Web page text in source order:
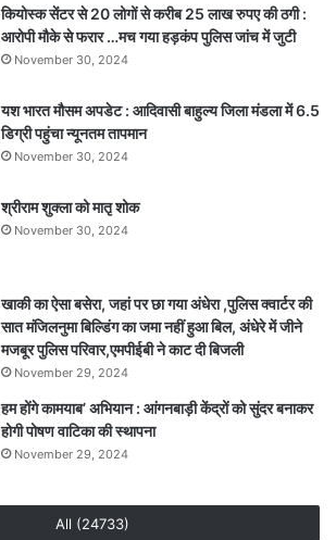
कियोस्क सेंटर से 20 लोगों से करीब 25 लाख रुपए की ठगी :
आरोपी मौके से फरार …मच गया हड़कंप पुलिस जांच में जुटी
November 30, 2024
यश भारत मौसम अपडेट : आदिवासी बाहुल्य जिला मंडला में 6.5
डिग्री पहुंचा न्यूनतम तापमान
November 30, 2024
श्रीराम शुक्ला को मातृ शोक
November 30, 2024
खाकी का ऐसा बसेरा, जहां पर छा गया अंधेरा ,पुलिस क्वार्टर की
सात मंजिलनुमा बिल्डिंग का जमा नहीं हुआ बिल, अंधेरे में जीने
मजबूर पुलिस परिवार,एमपीईबी ने काट दी बिजली
November 29, 2024
हम होंगे कामयाब’ अभियान : आंगनबाड़ी केंद्रों को सुंदर बनाकर
होगी पोषण वाटिका की स्थापना
November 29, 2024
All (24733)